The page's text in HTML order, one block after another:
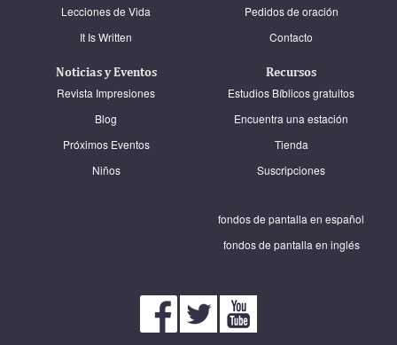
Lecciones de Vida
It Is Written
Pedidos de oración
Contacto
Noticias y Eventos
Revista Impresiones
Blog
Próximos Eventos
Niños
Recursos
Estudios Bíblicos gratuitos
Encuentra una estación
Tienda
Suscripciones
fondos de pantalla en español
fondos de pantalla en inglés